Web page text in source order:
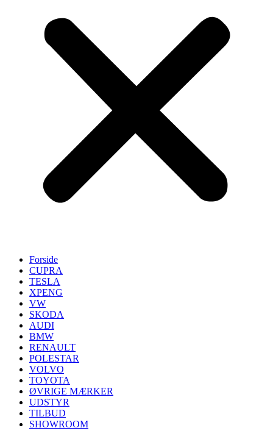
Forside
CUPRA
TESLA
XPENG
VW
SKODA
AUDI
BMW
RENAULT
POLESTAR
VOLVO
TOYOTA
ØVRIGE MÆRKER
UDSTYR
TILBUD
SHOWROOM